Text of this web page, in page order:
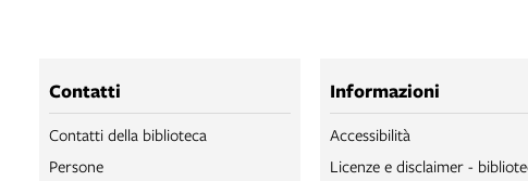
Contatti
Contatti della biblioteca
Persone
Informazioni
Accessibilità
Licenze e disclaimer -